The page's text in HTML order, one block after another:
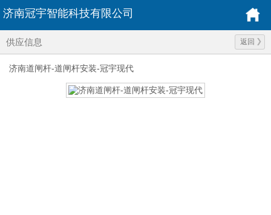
济南冠宇智能科技有限公司
供应信息 返回
济南道闸杆-道闸杆安装-冠宇现代